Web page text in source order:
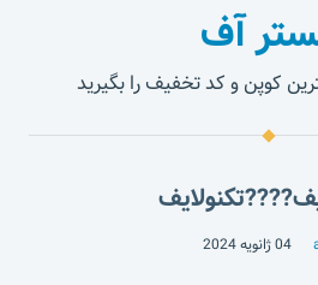
آف
کوپن و کد تخفیف را بگیرید
04 ژانویه 2024